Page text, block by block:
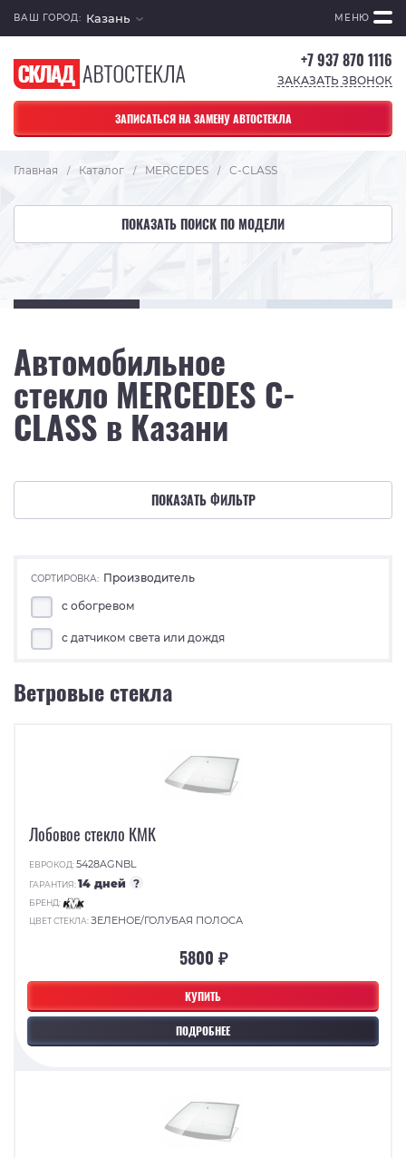
ВАШ ГОРОД: Казань МЕНЮ
+7 937 870 1116
ЗАКАЗАТЬ ЗВОНОК
ЗАПИСАТЬСЯ НА ЗАМЕНУ АВТОСТЕКЛА
Главная / Каталог / MERCEDES / C-CLASS
ПОКАЗАТЬ ПОИСК ПО МОДЕЛИ
Автомобильное
стекло MERCEDES C-
CLASS в Казани
ПОКАЗАТЬ ФИЛЬТР
СОРТИРОВКА: Производитель
с обогревом
с датчиком света или дождя
Ветровые стекла
КУПИТЬ
ПОДРОБНЕЕ
Лобовое стекло КМК
ЕВРОКОД:5428AGNBL
ГАРАНТИЯ:14 дней ?
БРЕНД:
ЦВЕТ СТЕКЛА:ЗЕЛЕНОЕ/ГОЛУБАЯ ПОЛОСА
5800 ₽